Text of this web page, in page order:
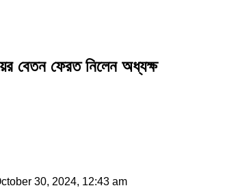
বেতন ফেরত নিলেন অধ্যক্ষ
30, 2024, 12:43 am